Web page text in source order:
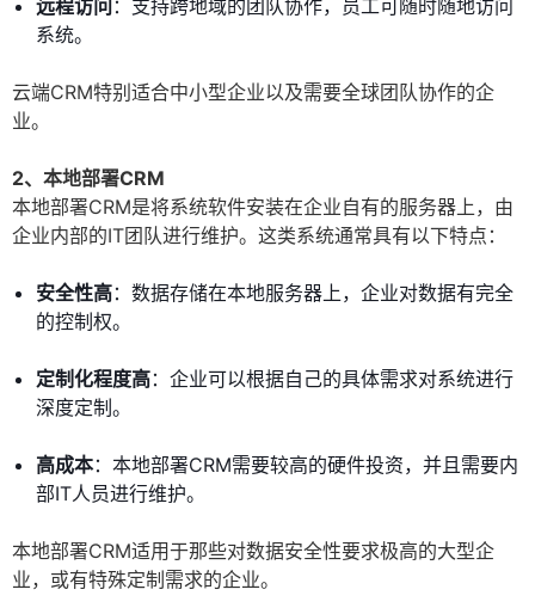
远程访问 ：支持跨地域的团队协作，员工可随时随地访问
系统。
云端CRM特别适合中小型企业以及需要全球团队协作的企
业。
2、本地部署CRM
本地部署CRM是将系统软件安装在企业自有的服务器上，由
企业内部的IT团队进行维护。这类系统通常具有以下特点：
安全性高：数据存储在本地服务器上，企业对数据有完全
的控制权。
定制化程度高：企业可以根据自己的具体需求对系统进行
深度定制。
高成本：本地部署CRM需要较高的硬件投资，并且需要内
部IT人员进行维护。
本地部署CRM适用于那些对数据安全性要求极高的大型企
业，或有特殊定制需求的企业。